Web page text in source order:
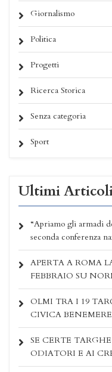
Giornalismo
Politica
Progetti
Ricerca Storica
Senza categoria
Sport
Ultimi
“Apriamo gli armadi
seconda conferenza
APERTA A ROMA
FEBBRAIO SU
OLMI TRA I 19
CIVICA
SE CERTE
ODIATORI E AI